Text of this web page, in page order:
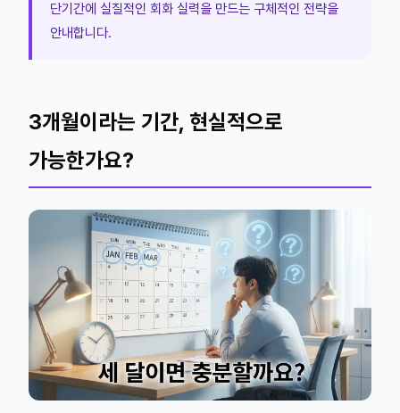
단기간에 실질적인 회화 실력을 만드는 구체적인 전략을
안내합니다.
3개월이라는 기간, 현실적으로
가능한가요?